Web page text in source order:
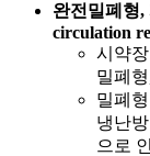
완전밀폐형,
circulation
시약
밀폐
밀폐
냉난
으로